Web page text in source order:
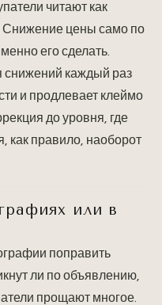
читают как
Снижение цены само по
его сделать.
каждый раз
и продлевает клеймо
до уровня, где
как правило, наоборот
или в
поправить
ли по объявлению,
прощают многое.